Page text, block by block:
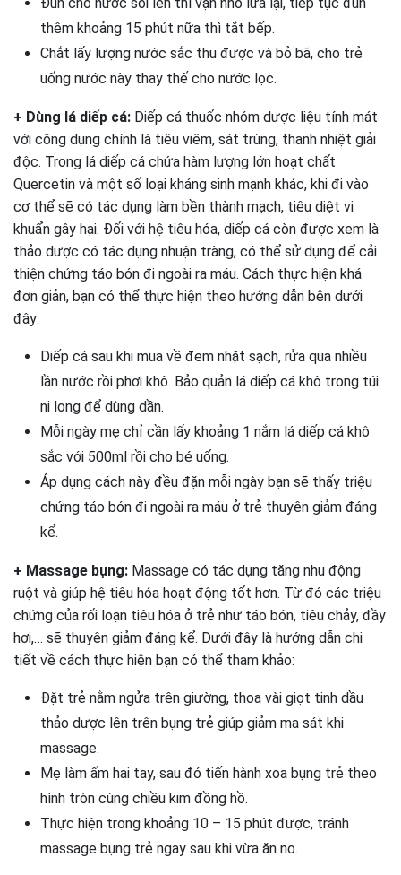
Đun cho nước sôi lên thì vặn nhỏ lửa lại, tiếp tục đun
thêm khoảng 15 phút nữa thì tắt bếp.
Chắt lấy lượng nước sắc thu được và bỏ bã, cho trẻ
uống nước này thay thế cho nước lọc.
+ Dùng lá diếp cá: Diếp cá thuốc nhóm dược liệu tính mát
với công dụng chính là tiêu viêm, sát trùng, thanh nhiệt giải
độc. Trong lá diếp cá chứa hàm lượng lớn hoạt chất
Quercetin và một số loại kháng sinh mạnh khác, khi đi vào
cơ thể sẽ có tác dụng làm bền thành mạch, tiêu diệt vi
khuẩn gây hại. Đối với hệ tiêu hóa, diếp cá còn được xem là
thảo dược có tác dụng nhuận tràng, có thể sử dụng để cải
thiện chứng táo bón đi ngoài ra máu. Cách thực hiện khá
đơn giản, bạn có thể thực hiện theo hướng dẫn bên dưới
đây:
Diếp cá sau khi mua về đem nhặt sạch, rửa qua nhiều
lần nước rồi phơi khô. Bảo quản lá diếp cá khô trong túi
ni long để dùng dần.
Mỗi ngày mẹ chỉ cần lấy khoảng 1 nắm lá diếp cá khô
sắc với 500ml rồi cho bé uống.
Áp dụng cách này đều đặn mỗi ngày bạn sẽ thấy triệu
chứng táo bón đi ngoài ra máu ở trẻ thuyên giảm đáng
kể.
+ Massage bụng: Massage có tác dụng tăng nhu động
ruột và giúp hệ tiêu hóa hoạt động tốt hơn. Từ đó các triệu
chứng của rối loạn tiêu hóa ở trẻ như táo bón, tiêu chảy, đầy
hơi,… sẽ thuyên giảm đáng kể. Dưới đây là hướng dẫn chi
tiết về cách thực hiện bạn có thể tham khảo:
Đặt trẻ nằm ngửa trên giường, thoa vài giọt tinh dầu
thảo dược lên trên bụng trẻ giúp giảm ma sát khi
massage.
Mẹ làm ấm hai tay, sau đó tiến hành xoa bụng trẻ theo
hình tròn cùng chiều kim đồng hồ.
Thực hiện trong khoảng 10 – 15 phút được, tránh
massage bụng trẻ ngay sau khi vừa ăn no.